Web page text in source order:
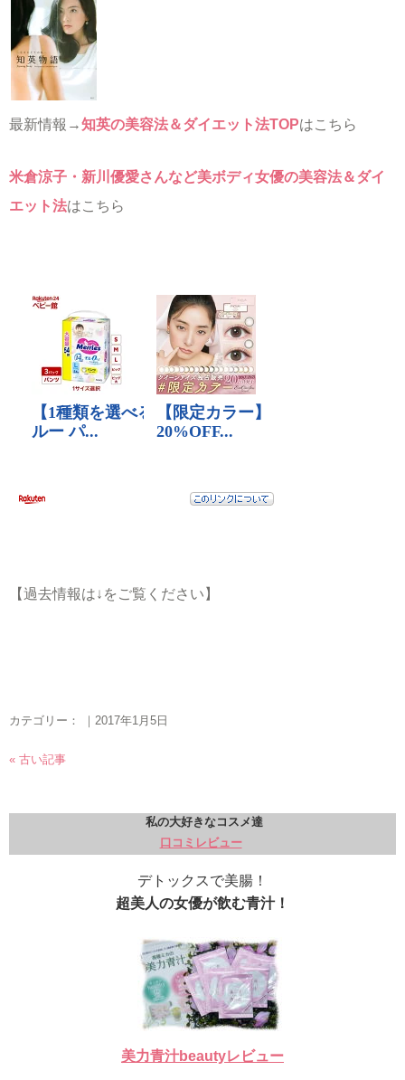
最新情報→知英の美容法＆ダイエット法TOPはこちら
米倉涼子・新川優愛さんなど美ボディ女優の美容法＆ダイ
エット法はこちら
【過去情報は↓をご覧ください】
カテゴリー： ｜2017年1月5日
« 古い記事
私の大好きなコスメ達
口コミレビュー
デトックスで美腸！
超美人の女優が飲む青汁！
美力青汁beautyレビュー